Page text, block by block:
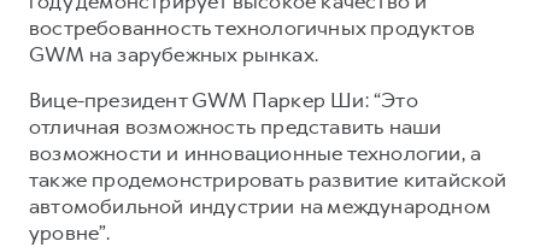
HAVAL Лизинг
АКСЕССУАРЫ HAVAL
Автомобильные аксессуары
Коллекция CITY
Коллекция Базовая
АКСЕССУАРЫ HAVAL
Автомобильные аксессуары
Коллекция CITY
Коллекция Базовая
Коллекция Детская
востребованность технологичных продуктов
GWM на зарубежных рынках.
Вице-президент GWM Паркер Ши: “Это
отличная возможность представить наши
возможности и инновационные технологии, а
также продемонстрировать развитие китайской
автомобильной индустрии на международном
уровне”.